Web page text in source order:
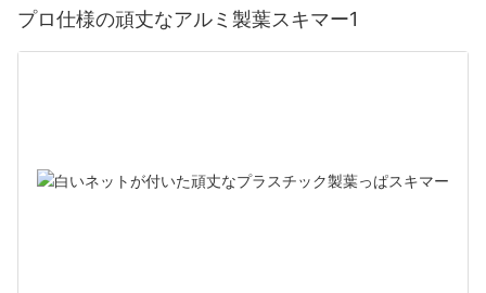
プロ仕様の頑丈なアルミ製葉スキマー1